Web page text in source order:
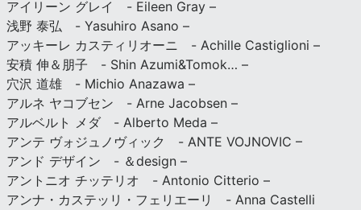
アイリーン グレイ - Eileen Gray –
浅野 泰弘 - Yasuhiro Asano –
アッキーレ カスティリオーニ - Achille Castiglioni –
安積 伸＆朋子 - Shin Azumi&Tomok… –
穴沢 道雄 - Michio Anazawa –
アルネ ヤコブセン - Arne Jacobsen –
アルベルト メダ - Alberto Meda –
アンテ ヴォジュノヴィック - ANTE VOJNOVIC –
アンド デザイン - ＆design –
アントニオ チッテリオ - Antonio Citterio –
アンナ・カステッリ・フェリエーリ - Anna Castelli